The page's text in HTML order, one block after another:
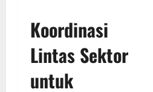
Koordinasi
Lintas Sektor
untuk